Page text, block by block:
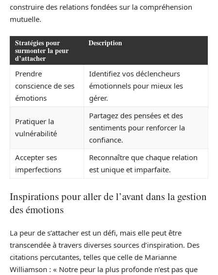
construire des relations fondées sur la compréhension
mutuelle.
Stratégies pour
surmonter la peur
d’attacher
Description
Prendre
conscience de ses
émotions
Identifiez vos déclencheurs
émotionnels pour mieux les
gérer.
Pratiquer la
vulnérabilité
Partagez des pensées et des
sentiments pour renforcer la
confiance.
Accepter ses
imperfections
Reconnaître que chaque relation
est unique et imparfaite.
Inspirations pour aller de l’avant dans la gestion
des émotions
La peur de s’attacher est un défi, mais elle peut être
transcendée à travers diverses sources d’inspiration. Des
citations percutantes, telles que celle de Marianne
Williamson : « Notre peur la plus profonde n’est pas que